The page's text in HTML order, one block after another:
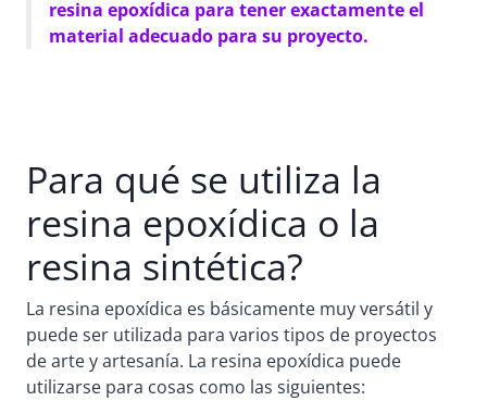
resina epoxídica para tener exactamente el
material adecuado para su proyecto.
Para qué se utiliza la
resina epoxídica o la
resina sintética?
La resina epoxídica es básicamente muy versátil y
puede ser utilizada para varios tipos de proyectos
de arte y artesanía. La resina epoxídica puede
utilizarse para cosas como las siguientes: